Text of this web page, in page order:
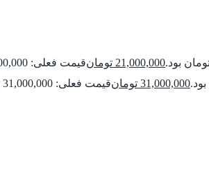
21,000,000 تومانقیمت فعلی: 21,000,000 تومان.
31,000,000 تومانقیمت فعلی: 31,000,000 تومان.